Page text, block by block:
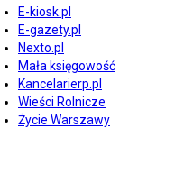
E-kiosk.pl
E-gazety.pl
Nexto.pl
Mała księgowość
Kancelarierp.pl
Wieści Rolnicze
Życie Warszawy